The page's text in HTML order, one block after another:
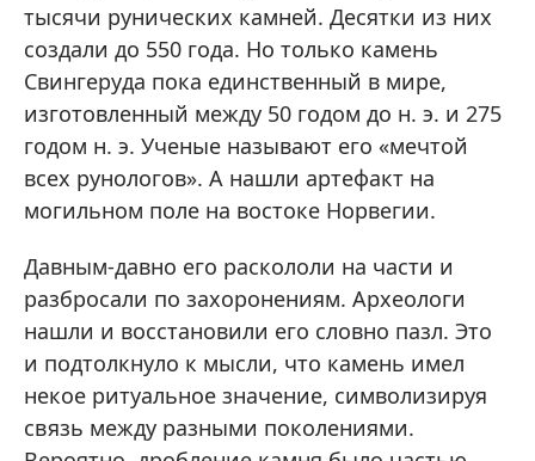
тысячи рунических камней. Десятки из них
создали до 550 года. Но только камень
Свингеруда пока единственный в мире,
изготовленный между 50 годом до н. э. и 275
годом н. э. Ученые называют его «мечтой
всех рунологов». А нашли артефакт на
могильном поле на востоке Норвегии.
Давным-давно его раскололи на части и
разбросали по захоронениям. Археологи
нашли и восстановили его словно пазл. Это
и подтолкнуло к мысли, что камень имел
некое ритуальное значение, символизируя
связь между разными поколениями.